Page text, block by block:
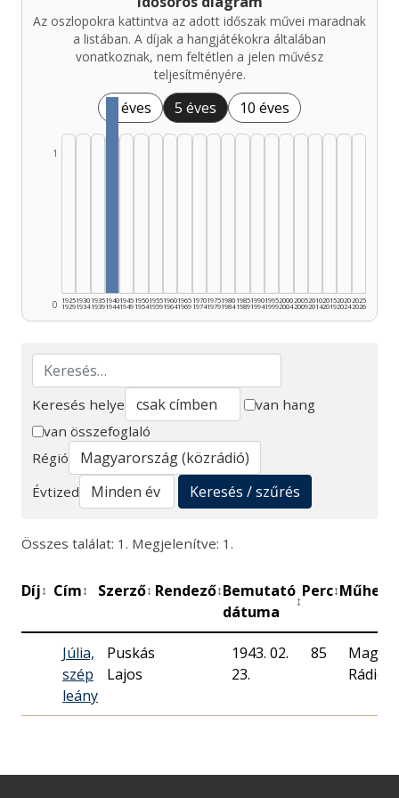
Az oszlopokra kattintva az adott időszak művei maradnak
a listában. A díjak a hangjátékokra általában
vonatkoznak, nem feltétlen a jelen művész
teljesítményére.
1 éves 5 éves 10 éves
0
1
1925
1929
1930
1934
1935
1939
1940
1944
1945
1949
1950
1954
1955
1959
1960
1964
1965
1969
1970
1974
1975
1979
1980
1984
1985
1989
1990
1994
1995
1999
2000
2004
2005
2009
2010
2014
2015
2019
2020
2024
2025
2026
Keresés
Keresés helye
van hang
van összefoglaló
Régió
Évtized
Keresés / szűrés
Összes találat: 1. Megjelenítve: 1.
Díj↕ Cím↕ Szerző↕ Rendező↕Bemutató
dátuma
↕
Perc↕Műhely
Júlia,
szép
leány
Puskás
Lajos
1943. 02.
23.
85
Magyar
Rádió